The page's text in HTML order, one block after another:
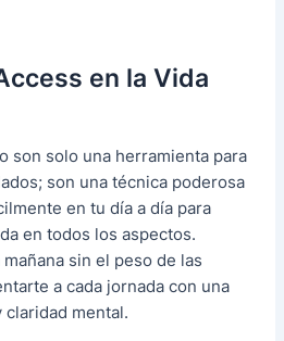
en la Vida
son solo una herramienta para
son una técnica poderosa
en tu día a día para
en todos los aspectos.
sin el peso de las
a cada jornada con una
claridad mental.